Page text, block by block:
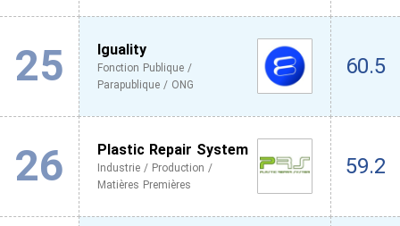
25 Iguality
Fonction Publique /
Parapublique / ONG
60.5
26 Plastic Repair System
Industrie / Production /
Matières Premières
59.2